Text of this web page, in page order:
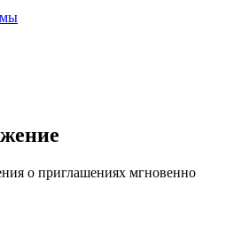
о приглашениях мгновенно